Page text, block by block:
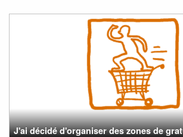
J'ai décidé d'organiser des zones de